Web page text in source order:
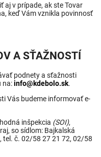
aj v prípade, ak ste Tovar
keď Vám vznikla povinnosť
A SŤAŽNOSTÍ
podnety a sťažnosti
na:info@kdebolo.sk.
Vás budeme informovať e-
inšpekcia (SOI),
so sídlom: Bajkalská
tel. č. 02/58 27 21 72, 02/58